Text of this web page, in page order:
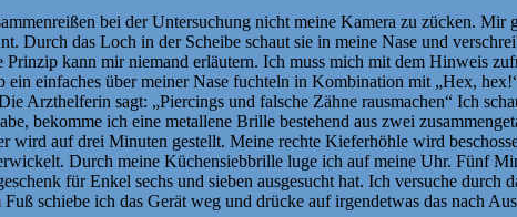
bei der Untersuchung nicht meine Kamera zu zücken. Mir
Durch das Loch in der Scheibe schaut sie in meine Nase und
kann mir niemand erläutern. Ich muss mich mit dem Hinweis
einfaches über meiner Nase fuchteln in Kombination mit „Hex,
Arzthelferin sagt: „Piercings und falsche Zähne rausmachen“ Ich
bekomme ich eine metallene Brille bestehend aus zwei
wird auf drei Minuten gestellt. Meine rechte Kieferhöhle wird
Durch meine Küchensiebbrille luge ich auf meine Uhr. Fünf
für Enkel sechs und sieben ausgesucht hat. Ich versuche
schiebe ich das Gerät weg und drücke auf irgendetwas das nach